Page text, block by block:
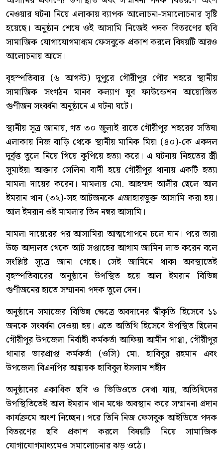
নেওয়ার ঘটনা নিয়ে এলাকায় ব্যাপক আলোচনা-সমালোচনার সৃষ্টি
হয়েছে। অনুষ্ঠান শেষে ওই আসামি নিজেই পদক বিতরণের ছবি
সামাজিক যোগাযোগমাধ্যম ফেসবুকে প্রকাশ করলে বিষয়টি আরও
আলোচনায় আসে।
বৃহস্পতিবার (৬ আগস্ট) দুপুরে গৌরীপুর পৌর শহরে স্থানীয়
সামাজিক সংগঠন মানব কল্যাণ যুব ফাউন্ডেশন আয়োজিত
গুণীজন সংবর্ধনা অনুষ্ঠানে এ ঘটনা ঘটে।
স্থানীয় সূত্র জানায়, গত ৩০ জুলাই রাতে গৌরীপুর শহরের সতিষা
এলাকায় নিজ বাড়ি থেকে স্থানীয় মানিক মিয়া (৪০)-কে একদল
দুর্বৃত্ত তুলে নিয়ে গিয়ে কুপিয়ে হত্যা করে। এ ঘটনায় নিহতের স্ত্রী
সুমাইয়া আক্তার সেলিনা বাদী হয়ে গৌরীপুর থানায় একটি হত্যা
মামলা দায়ের করেন। মামলায় মো. আহম্মদ আলীর ছেলে আল
ইমরান খান (৩২)-সহ আটজনকে এজাহারভুক্ত আসামি করা হয়।
আল ইমরান ওই মামলার তিন নম্বর আসামি।
মামলা দায়েরের পর আসামিরা আত্মগোপনে চলে যান। পরে তারা
উচ্চ আদালত থেকে আট সপ্তাহের আগাম জামিন লাভ করেন বলে
সংশ্লিষ্ট সূত্রে জানা গেছে। সেই জামিনে থাকা অবস্থাতেই
বৃহস্পতিবারের অনুষ্ঠানে উপস্থিত হয়ে আল ইমরান বিভিন্ন
গুণীজনের হাতে সম্মাননা পদক তুলে দেন।
অনুষ্ঠানে সমাজের বিভিন্ন ক্ষেত্রে অবদানের স্বীকৃতি হিসেবে ১১
জনকে সংবর্ধনা দেওয়া হয়। এতে অতিথি হিসেবে উপস্থিত ছিলেন
গৌরীপুর উপজেলা নির্বাহী কর্মকর্তা আফিয়া আমীন পাপ্পা, গৌরীপুর
থানার ভারপ্রাপ্ত কর্মকর্তা (ওসি) মো. হাবিবুর রহমান এবং
উপজেলা বিএনপির আহ্বায়ক হাবিবুল ইসলাম শহীদ।
অনুষ্ঠানের একাধিক ছবি ও ভিডিওতে দেখা যায়, অতিথিদের
উপস্থিতিতেই আল ইমরান খান মঞ্চে অবস্থান করে সম্মাননা প্রদান
কার্যক্রমে অংশ নিচ্ছেন। পরে তিনি নিজ ফেসবুক আইডিতে পদক
বিতরণের ছবি প্রকাশ করলে বিষয়টি নিয়ে সামাজিক
যোগাযোগমাধ্যমেও সমালোচনার ঝড় ওঠে।